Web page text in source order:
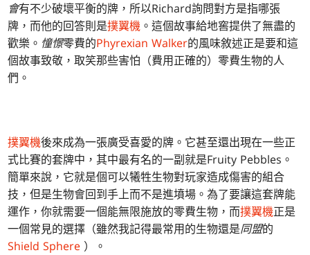
會有不少破壞平衡的牌，所以Richard詢問對方是指哪張
牌，而他的回答則是撲翼機 。這個故事給地窖提供了無盡的
歡樂。 憧憬零費的Phyrexian Walker的風味敘述正是要和這
個故事致敬，取笑那些害怕（費用正確的）零費生物的人
們。
撲翼機後來成為一張廣受喜愛的牌。它甚至還出現在一些正
式比賽的套牌中，其中最有名的一副就是Fruity Pebbles。
簡單來說，它就是個可以犧牲生物對玩家造成傷害的組合
技，但是生物會回到手上而不是進墳場。為了要讓這套牌能
運作，你就需要一個能無限施放的零費生物，而撲翼機正是
一個常見的選擇（雖然我記得最常用的生物還是同盟的
Shield Sphere ）。